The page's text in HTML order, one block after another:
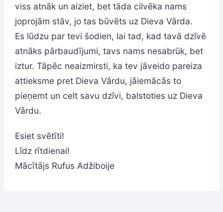
viss atnāk un aiziet, bet tāda cilvēka nams
joprojām stāv, jo tas būvēts uz Dieva Vārda.
Es lūdzu par tevi šodien, lai tad, kad tavā dzīvē
atnāks pārbaudījumi, tavs nams nesabrūk, bet
iztur. Tāpēc neaizmirsti, ka tev jāveido pareiza
attieksme pret Dieva Vārdu, jāiemācās to
pieņemt un celt savu dzīvi, balstoties uz Dieva
Vārdu.
Esiet svētīti!
Līdz rītdienai!
Mācītājs Rufus Adžiboije